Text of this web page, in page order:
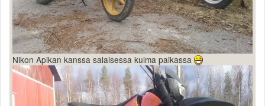
Nikon Apikan kanssa salaisessa kulma paikassa